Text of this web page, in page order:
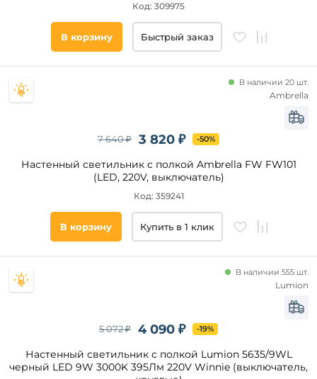
Код: 309975
В корзину Быстрый заказ
3 820 ₽
7 640 ₽ -50%
Настенный светильник с полкой Ambrella FW FW101
(LED, 220V, выключатель)
В наличии 20 шт.
Код: 359241
Ambrella
В корзину Купить в 1 клик
4 090 ₽
5 072 ₽ -19%
Настенный светильник с полкой Lumion 5635/9WL
черный LED 9W 3000K 395Лм 220V Winnie (выключатель,
В наличии 555 шт.
Lumion